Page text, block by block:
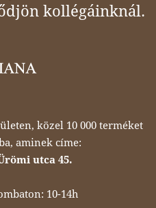
kollégáinknál.
közel 10 000 terméket
aminek címe:
utca 45.
10-14h